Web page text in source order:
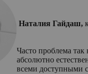
Наталия Гайдаш,
Часто проблема
абсолютно
всеми доступными